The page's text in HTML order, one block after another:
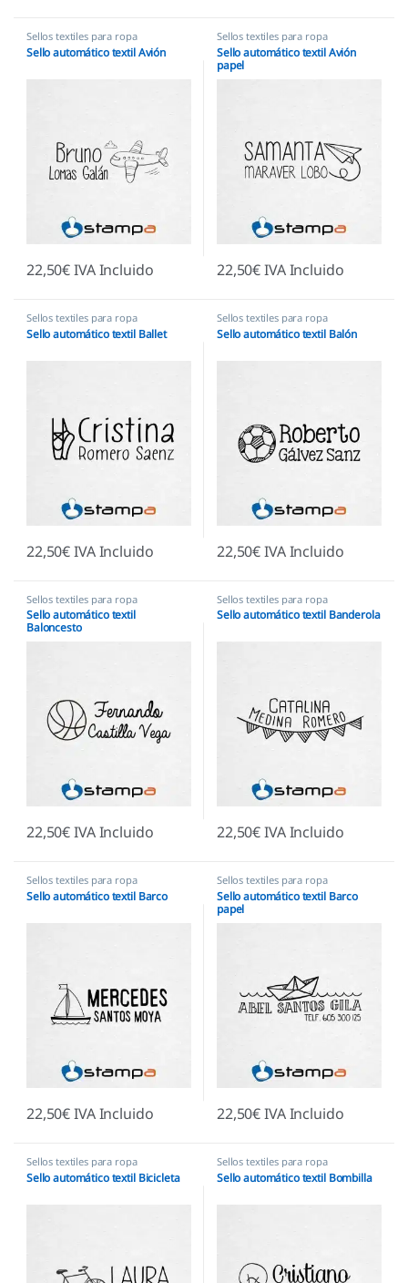
Sellos textiles para ropa
Sello automático textil Avión
22,50€IVA Incluido
Sellos textiles para ropa
Sello automático textil Avión
papel
22,50€IVA Incluido
Sellos textiles para ropa
Sello automático textil Ballet
22,50€IVA Incluido
Sellos textiles para ropa
Sello automático textil Balón
22,50€IVA Incluido
Sellos textiles para ropa
Sello automático textil
Baloncesto
22,50€IVA Incluido
Sellos textiles para ropa
Sello automático textil Banderola
22,50€IVA Incluido
Sellos textiles para ropa
Sello automático textil Barco
22,50€IVA Incluido
Sellos textiles para ropa
Sello automático textil Barco
papel
22,50€IVA Incluido
Sellos textiles para ropa
Sello automático textil Bicicleta
Sellos textiles para ropa
Sello automático textil Bombilla